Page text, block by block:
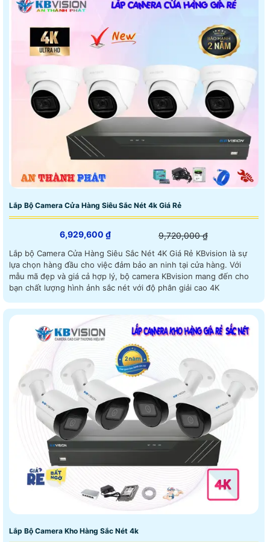
Lắp Bộ Camera Cửa Hàng Siêu Sắc Nét 4k Giá Rẻ
6,929,600 ₫ 9,720,000 ₫
Lắp bộ Camera Cửa Hàng Siêu Sắc Nét 4K Giá Rẻ KBvision là sự
lựa chọn hàng đầu cho việc đảm bảo an ninh tại cửa hàng. Với
mẫu mã đẹp và giá cả hợp lý, bộ camera KBvision mang đến cho
bạn chất lượng hình ảnh sắc nét với độ phân giải cao 4K
Lắp Bộ Camera Kho Hàng Sắc Nét 4k